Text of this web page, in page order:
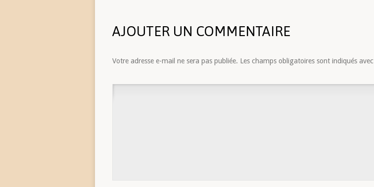
AJOUTER UN COMMENTAIRE
Votre adresse e-mail ne sera pas publiée. Les champs obligatoires sont indiqués avec